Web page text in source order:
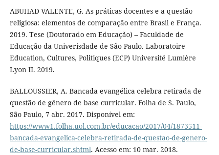
ABUHAD VALENTE, G. As práticas docentes e a questão
religiosa: elementos de comparação entre Brasil e França.
2019. Tese (Doutorado em Educação) – Faculdade de
Educação da Univerisdade de São Paulo. Laboratoire
Education, Cultures, Politiques (ECP) Université Lumière
Lyon II. 2019.
BALLOUSSIER, A. Bancada evangélica celebra retirada de
questão de gênero de base curricular. Folha de S. Paulo,
São Paulo, 7 abr. 2017. Disponível em:
https://www1.folha.uol.com.br/educacao/2017/04/1873511-
bancada-evangelica-celebra-retirada-de-questao-de-genero-
de-base-curricular.shtml. Acesso em: 10 mar. 2018.